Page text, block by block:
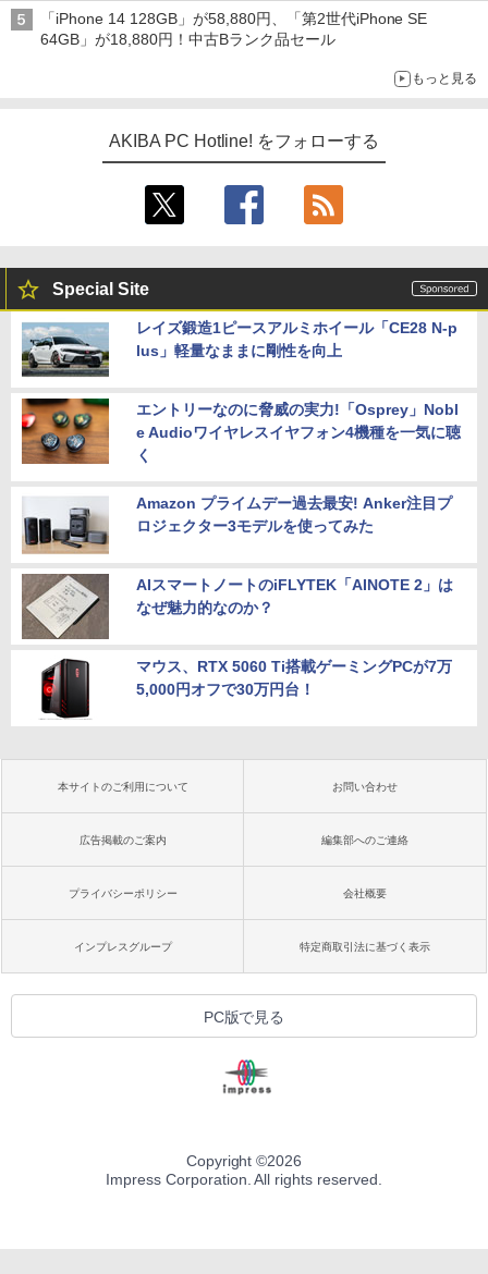
「iPhone 14 128GB」が58,880円、「第2世代iPhone SE
64GB」が18,880円！中古Bランク品セール
もっと見る
AKIBA PC Hotline! をフォローする
Special Site
レイズ鍛造1ピースアルミホイール「CE28 N-p
lus」軽量なままに剛性を向上
エントリーなのに脅威の実力!「Osprey」Nobl
e Audioワイヤレスイヤフォン4機種を一気に聴
く
Amazon プライムデー過去最安! Anker注目プ
ロジェクター3モデルを使ってみた
AIスマートノートのiFLYTEK「AINOTE 2」は
なぜ魅力的なのか？
マウス、RTX 5060 Ti搭載ゲーミングPCが7万
5,000円オフで30万円台！
本サイトのご利用について お問い合わせ
広告掲載のご案内 編集部へのご連絡
プライバシーポリシー 会社概要
インプレスグループ 特定商取引法に基づく表示
PC版で見る
Copyright ©2026
Impress Corporation. All rights reserved.